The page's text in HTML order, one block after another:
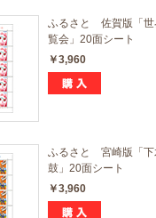
ふるさと 佐賀版「世
覧会」20面シート
￥3,960
ふるさと 宮崎版「下
鼓」20面シート
￥3,960